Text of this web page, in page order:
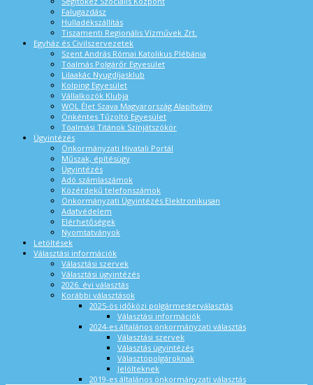
Falugazdász
Hulladékszállítás
Tiszamenti Regionális Vízművek Zrt.
Egyház és Civilszervezetek
Szent András Római Katolikus Plébánia
Tóalmás Polgárőr Egyesület
Lilaakác Nyugdíjasklub
Kolping Egyesület
Vállalkozók Klubja
WOL Élet Szava Magyarország Alapítvány
Önkéntes Tűzoltó Egyesület
Tóalmási Titánok Színjátszókör
Ügyintézés
Önkormányzati Hivatali Portál
Műszak, építésügy
Ügyintézés
Adó számlaszámok
Közérdekű telefonszámok
Önkormányzati Ügyintézés Elektronikusan
Adatvédelem
Elérhetőségek
Nyomtatványok
Letöltések
Választási információk
Választási szervek
Választási ügyintézés
2026. évi választás
Korábbi választások
2025-ös időközi polgármesterválasztás
Választási információk
2024-es általános önkormányzati választás
Választási szervek
Választás ügyintézés
Választópolgároknak
Jelölteknek
2019-es általános önkormányzati választás